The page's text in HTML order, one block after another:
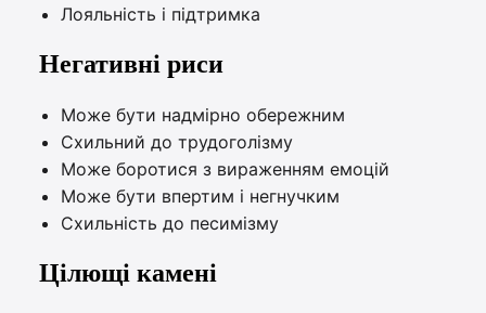
Лояльність і підтримка
Негативні риси
Може бути надмірно обережним
Схильний до трудоголізму
Може боротися з вираженням емоцій
Може бути впертим і негнучким
Схильність до песимізму
Цілющі камені